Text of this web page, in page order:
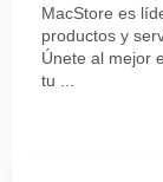
MacStore es
productos y
Únete al mejor
tu ...